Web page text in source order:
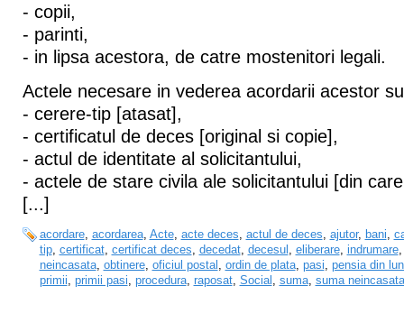
- copii,
- parinti,
- in lipsa acestora, de catre mostenitori legali.
Actele necesare in vederea acordarii acestor
- cerere-tip [atasat],
- certificatul de deces [original si copie],
- actul de identitate al solicitantului,
- actele de stare civila ale solicitantului [din
[...]
acordare, acordarea, Acte, acte deces, actul de deces, ajutor, bani,
tip, certificat, certificat deces, decedat, decesul , eliberare, indrumare
neincasata, obtinere, oficiul postal , ordin de plata, pasi, pensia din
primii, primii pasi, procedura, raposat, Social , suma, suma